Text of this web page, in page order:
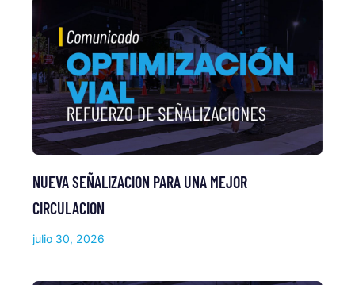
NUEVA SEÑALIZACION PARA UNA MEJOR
CIRCULACION
julio 30, 2026